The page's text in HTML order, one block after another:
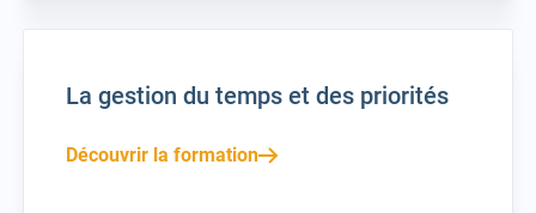
La gestion du temps et des priorités
Découvrir la formation